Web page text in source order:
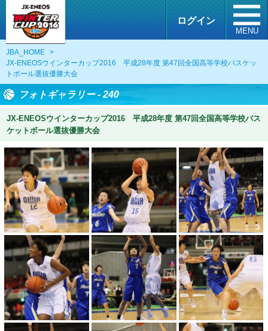
ログイン
MENU
JBA_HOME
>
JX-ENEOSウインターカップ2016 平成28年度 第47回全国高等学校バスケッ
トボール選抜優勝大会
フォトギャラリー - 240
JX-ENEOSウインターカップ2016 平成28年度 第47回全国高等学校バス
ケットボール選抜優勝大会